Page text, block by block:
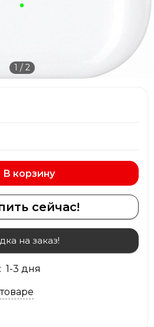
1 / 2
В корзину
сейчас!
на заказ!
1-3 дня